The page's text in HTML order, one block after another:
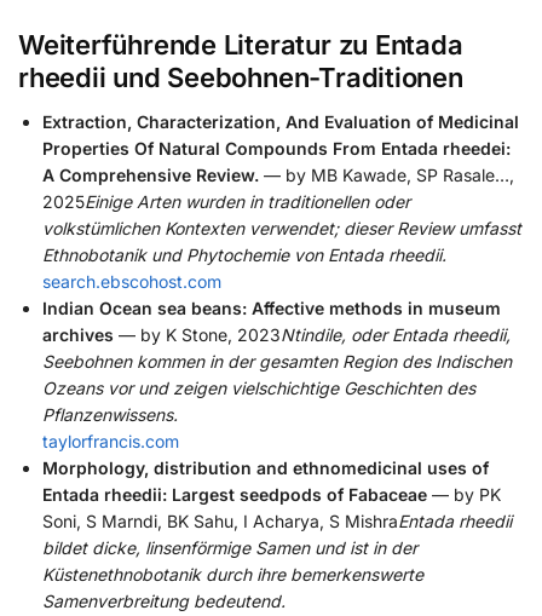
Weiterführende Literatur zu Entada
rheedii und Seebohnen-Traditionen
Extraction, Characterization, And Evaluation of Medicinal
Properties Of Natural Compounds From Entada rheedei:
A Comprehensive Review. — by MB Kawade, SP Rasale…,
2025Einige Arten wurden in traditionellen oder
volkstümlichen Kontexten verwendet; dieser Review umfasst
Ethnobotanik und Phytochemie von Entada rheedii.
search.ebscohost.com
Indian Ocean sea beans: Affective methods in museum
archives — by K Stone, 2023Ntindile, oder Entada rheedii,
Seebohnen kommen in der gesamten Region des Indischen
Ozeans vor und zeigen vielschichtige Geschichten des
Pflanzenwissens.
taylorfrancis.com
Morphology, distribution and ethnomedicinal uses of
Entada rheedii: Largest seedpods of Fabaceae — by PK
Soni, S Marndi, BK Sahu, I Acharya, S MishraEntada rheedii
bildet dicke, linsenförmige Samen und ist in der
Küstenethnobotanik durch ihre bemerkenswerte
Samenverbreitung bedeutend.